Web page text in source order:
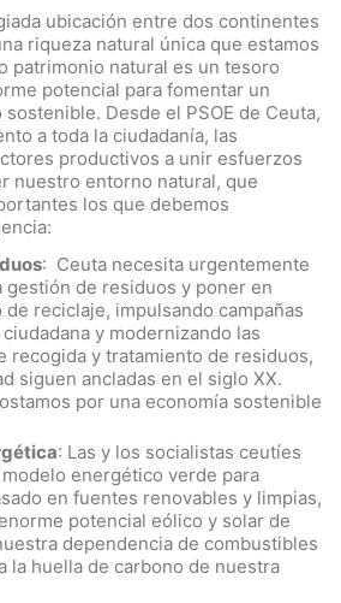
ubicación entre dos continentes
riqueza natural única que estamos
patrimonio natural es un tesoro
potencial para fomentar un
Desde el PSOE de Ceuta,
a toda la ciudadanía, las
productivos a unir esfuerzos
nuestro entorno natural, que
los que debemos
: Ceuta necesita urgentemente
gestión de residuos y poner en
de reciclaje, impulsando campañas
y modernizando las
recogida y tratamiento de residuos,
siguen ancladas en el siglo XX.
por una economía sostenible
: Las y los socialistas ceutíes
energético verde para
en fuentes renovables y limpias,
potencial eólico y solar de
dependencia de combustibles
la huella de carbono de nuestra